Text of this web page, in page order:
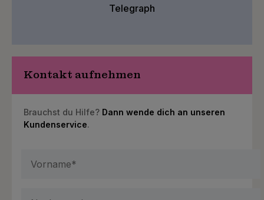
Telegraph
Kontakt aufnehmen
Brauchst du Hilfe? Dann wende dich an unseren
Kundenservice.